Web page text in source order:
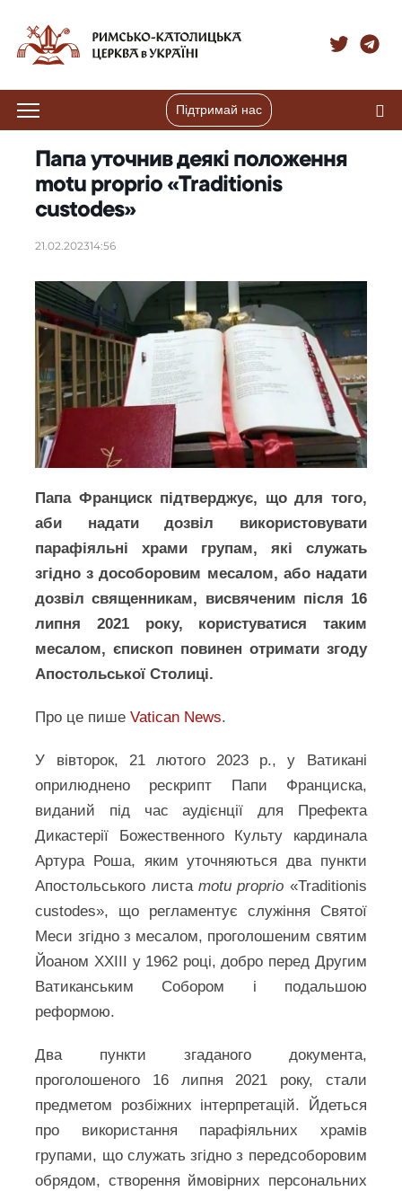
Підтримай нас
Папа уточнив деякі положення
motu proprio «Traditionis
custodes»
21.02.202314:56
Папа Франциск підтверджує, що для того,
аби надати дозвіл використовувати
парафіяльні храми групам, які служать
згідно з дособоровим месалом, або надати
дозвіл священникам, висвяченим після 16
липня 2021 року, користуватися таким
месалом, єпископ повинен отримати згоду
Апостольської Столиці.
Про це пишеVatican News.
У вівторок, 21 лютого 2023 р., у Ватикані
оприлюднено рескрипт Папи Франциска,
виданий під час аудієнції для Префекта
Дикастерії Божественного Культу кардинала
Артура Роша, яким уточняються два пункти
Апостольського листа motu proprio «Traditionis
custodes», що регламентує служіння Святої
Меси згідно з месалом, проголошеним святим
Йоаном ХХІІІ у 1962 році, добро перед Другим
Ватиканським Собором і подальшою
реформою.
Два пункти згаданого документа,
проголошеного 16 липня 2021 року, стали
предметом розбіжних інтерпретацій. Йдеться
про використання парафіяльних храмів
групами, що служать згідно з передсоборовим
обрядом, створення ймовірних персональних